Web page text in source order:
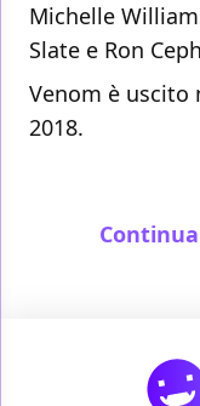
Michelle
Slate e Ron
Venom è uscito
2018.